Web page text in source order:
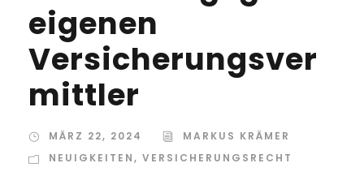
eigenen
Versicherungsver
mittler
MÄRZ 22, 2024
MARKUS KRÄMER
NEUIGKEITEN, VERSICHERUNGSRECHT